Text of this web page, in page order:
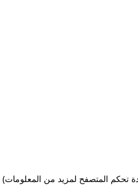
تحكم المتصفح لمزيد من المعلومات)